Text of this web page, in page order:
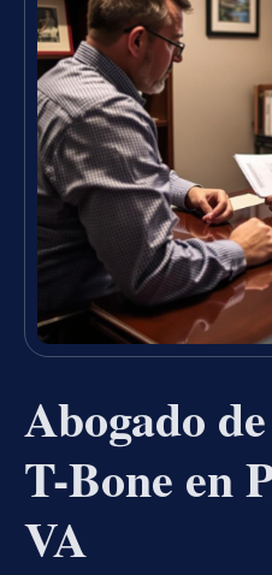
Abogado
T-Bone en
VA